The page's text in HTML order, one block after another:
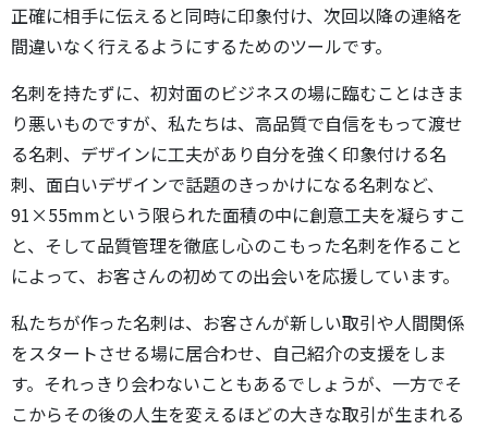
正確に相手に伝えると同時に印象付け、次回以降の連絡を
間違いなく行えるようにするためのツールです。
名刺を持たずに、初対面のビジネスの場に臨むことはきま
り悪いものですが、私たちは、高品質で自信をもって渡せ
る名刺、デザインに工夫があり自分を強く印象付ける名
刺、面白いデザインで話題のきっかけになる名刺など、
91×55mmという限られた面積の中に創意工夫を凝らすこ
と、そして品質管理を徹底し心のこもった名刺を作ること
によって、お客さんの初めての出会いを応援しています。
私たちが作った名刺は、お客さんが新しい取引や人間関係
をスタートさせる場に居合わせ、自己紹介の支援をしま
す。それっきり会わないこともあるでしょうが、一方でそ
こからその後の人生を変えるほどの大きな取引が生まれる